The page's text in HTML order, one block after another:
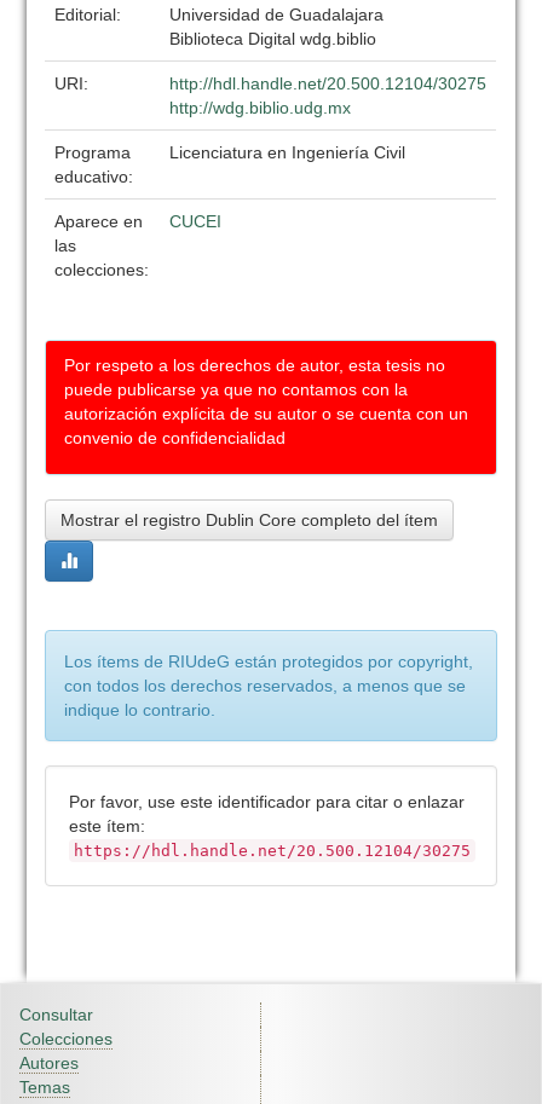
Editorial:
Universidad de Guadalajara
Biblioteca Digital wdg.biblio
URI:
http://hdl.handle.net/20.500.12104/30275
http://wdg.biblio.udg.mx
Programa
educativo:
Licenciatura en Ingeniería Civil
Aparece en
las
colecciones:
CUCEI
Por respeto a los derechos de autor, esta tesis no
puede publicarse ya que no contamos con la
autorización explícita de su autor o se cuenta con un
convenio de confidencialidad
Mostrar el registro Dublin Core completo del ítem
Los ítems de RIUdeG están protegidos por copyright,
con todos los derechos reservados, a menos que se
indique lo contrario.
Por favor, use este identificador para citar o enlazar
este ítem:
https://hdl.handle.net/20.500.12104/30275
Consultar
Colecciones
Autores
Temas